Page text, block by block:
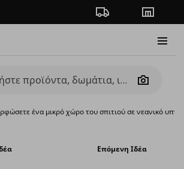
Πορεία παραγγελίας
Camera
ένα μικρό χώρο του σπιτιού σε νεανικό
Επόμενη Ιδέα